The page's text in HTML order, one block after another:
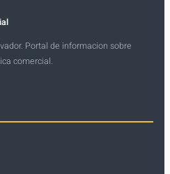
Portal de informacion sobre
comercial.